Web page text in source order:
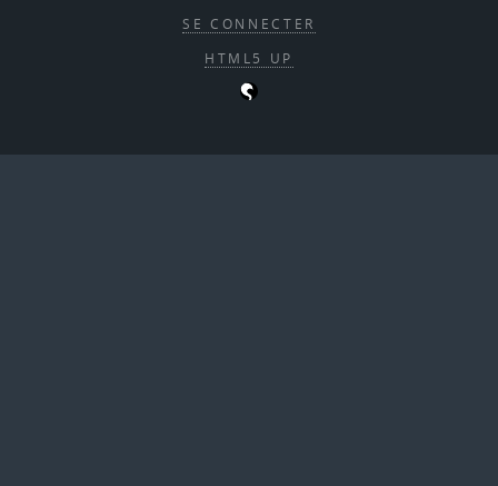
SE CONNECTER
HTML5 UP